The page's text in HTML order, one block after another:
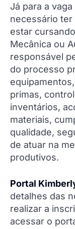
Já para a
necessário
estar
Mecânica ou
responsável
do processo
primas,
inventários,
materiais,
qualidade,
de atuar na
produtivos.
Portal
detalhes das
realizar a
acessar o